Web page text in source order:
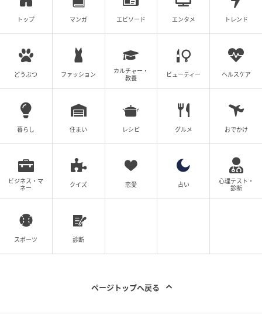
トップ マンガ エピソード エンタメ トレンド
どうぶつ ファッション
カルチャー・
教養
ビューティー ヘルスケア
暮らし 住まい レシピ グルメ おでかけ
ビジネス・マ
ネー
クイズ 恋愛 占い
心理テスト・
診断
スポーツ 診断
ページトップへ戻る